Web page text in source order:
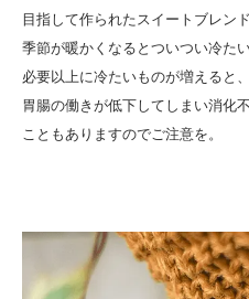
目指して作られたスイートブレン
季節が暖かくなるとついつい冷た
必要以上に冷たいものが増えると、
胃腸の働きが低下してしまい消化
こともありますのでご注意を。